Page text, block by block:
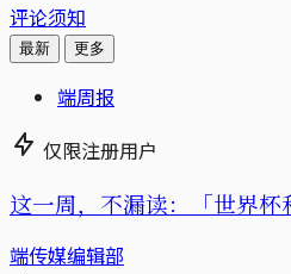
评论须知
最新 更多
端周报
仅限注册用户
这一周，不漏读：「世界杯
端传媒编辑部